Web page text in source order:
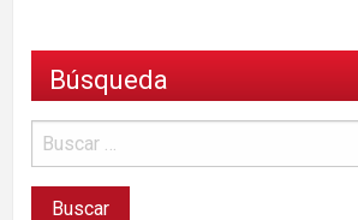
Búsqueda